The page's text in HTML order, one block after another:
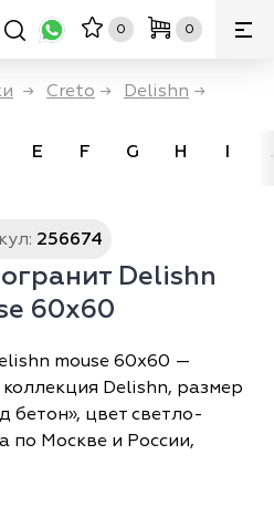
0 0
→ Creto → Delishn →
E F G H I
256674
Delishn
60х60
mouse 60х60 —
Delishn, размер
бетон», цвет светло-
по Москве и России,